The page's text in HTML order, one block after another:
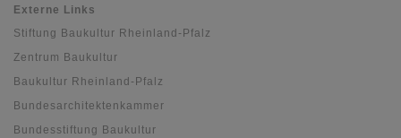
Externe Links
Stiftung Baukultur Rheinland-Pfalz
Zentrum Baukultur
Baukultur Rheinland-Pfalz
Bundesarchitektenkammer
Bundesstiftung Baukultur